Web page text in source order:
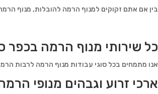
בין אם אתם זקוקים למנוף הרמה להובלות, מנוף
כל שירותי מנוף הרמה בכפר
אנו מתמחים בכל סוגי עבודות מנוף הרמה לרבות הרמת רהיטים
ארכי זרוע וגבהים מנופי